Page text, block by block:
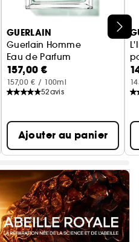
GUERLAIN
Guerlain Homme
Eau de Parfum
157,00 €
157,00 € / 100ml
52avis
Ajouter au panier